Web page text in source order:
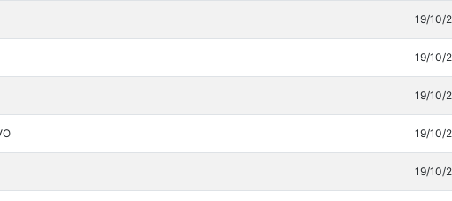
19/10/
19/10/
19/10/
19/10/
19/10/